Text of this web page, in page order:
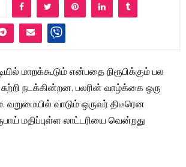
மாறக்கூடும் என்பதை நிரூபிக்கும் பல
நடக்கின்றன. பலரின் வாழ்க்கை ஒரு
வறுமையில் வாடும் ஒருவர் திடீரென
மதிப்புள்ள லாட்டரியை வென்றது